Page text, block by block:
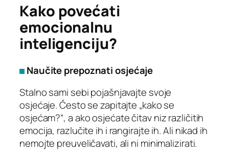
Kako povećati
emocionalnu
inteligenciju?
Naučite prepoznati osjećaje
Stalno sami sebi pojašnjavajte svoje
osjećaje. Često se zapitajte „kako se
osjećam?“, a ako osjećate čitav niz različitih
emocija, razlučite ih i rangirajte ih. Ali nikad ih
nemojte preuveličavati, ali ni minimalizirati.